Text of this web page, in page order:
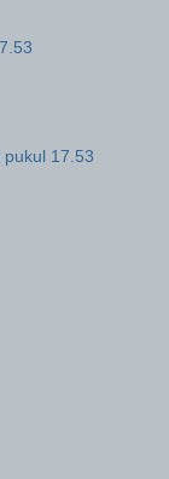
17.53